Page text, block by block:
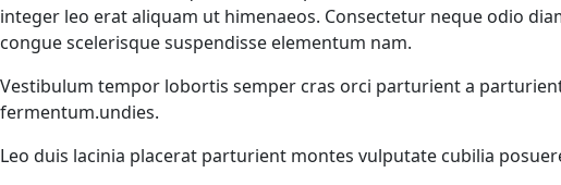
integer leo erat aliquam ut himenaeos. Consectetur neque odio
congue scelerisque suspendisse elementum nam.
Vestibulum tempor lobortis semper cras orci parturient a
fermentum.undies.
Leo duis lacinia placerat parturient montes vulputate cubilia